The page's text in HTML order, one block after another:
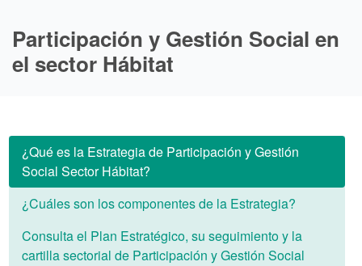
Participación y Gestión Social en
el sector Hábitat
¿Qué es la Estrategia de Participación y Gestión
Social Sector Hábitat?
¿Cuáles son los componentes de la Estrategia?
Consulta el Plan Estratégico, su seguimiento y la
cartilla sectorial de Participación y Gestión Social